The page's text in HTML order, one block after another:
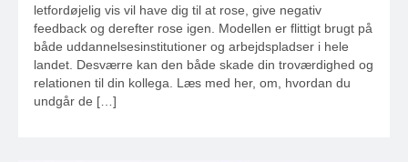
letfordøjelig vis vil have dig til at rose, give negativ
feedback og derefter rose igen. Modellen er flittigt brugt på
både uddannelsesinstitutioner og arbejdspladser i hele
landet. Desværre kan den både skade din troværdighed og
relationen til din kollega. Læs med her, om, hvordan du
undgår de […]